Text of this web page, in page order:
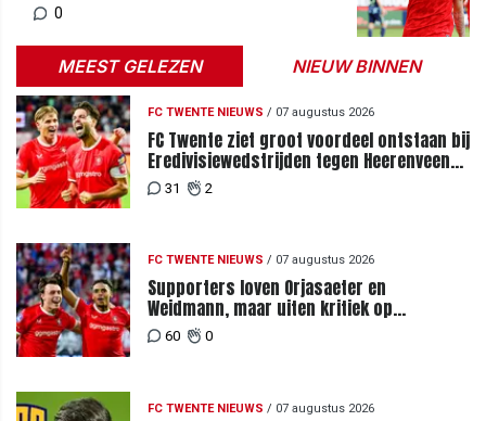
0
MEEST GELEZEN NIEUW BINNEN
FC TWENTE NIEUWS / 07 augustus 2026
FC Twente ziet groot voordeel ontstaan bij
Eredivisiewedstrijden tegen Heerenveen
en PEC Zwolle
31 2
FC TWENTE NIEUWS / 07 augustus 2026
Supporters loven Orjasaeter en
Weidmann, maar uiten kritiek op
Weghorst na ruime zege op FC DAC
60 0
FC TWENTE NIEUWS / 07 augustus 2026